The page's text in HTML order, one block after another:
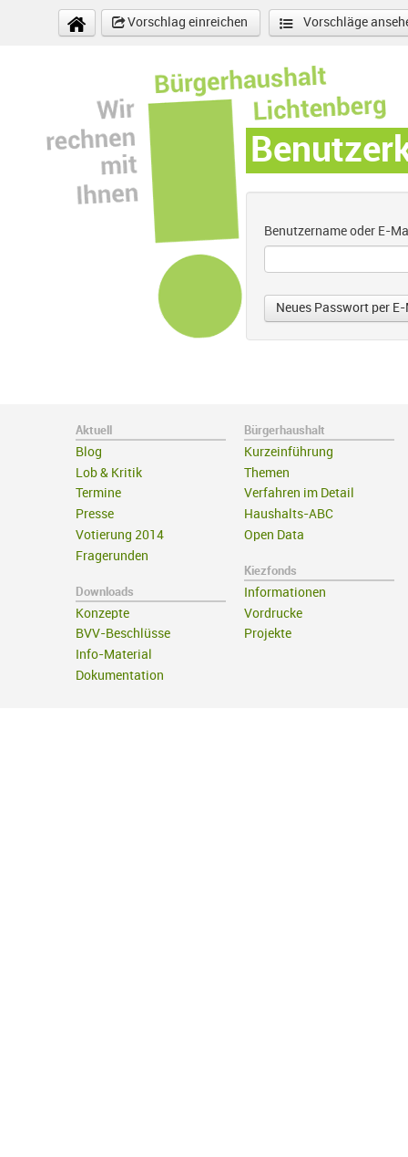
Direkt zum Inhalt
Vorschlag einreichen
Vorschläge
Benutzername oder E-
Aktuell
Blog
Lob & Kritik
Termine
Presse
Votierung 2014
Fragerunden
Downloads
Konzepte
BVV-Beschlüsse
Info-Material
Dokumentation
Bürgerhaushalt
Kurzeinführung
Themen
Verfahren im Detail
Haushalts-ABC
Open Data
Kiezfonds
Informationen
Vordrucke
Projekte